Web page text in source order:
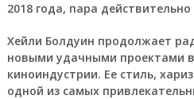
2018 года, пара
Хейли Болдуин продолжает
новыми удачными проектами
киноиндустрии. Ее стиль,
одной из самых